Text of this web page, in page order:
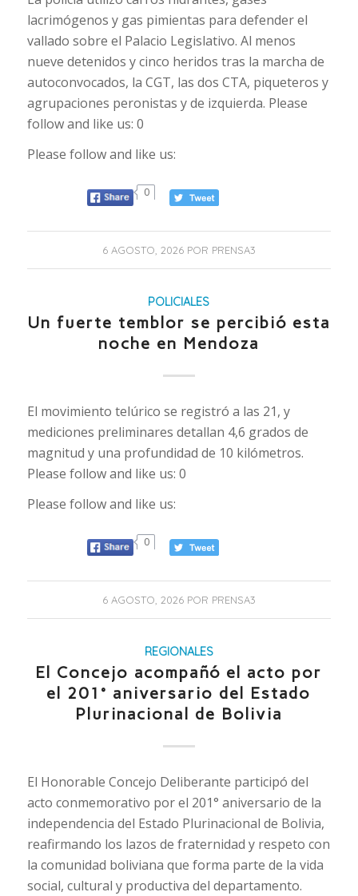
lacrimógenos y gas pimientas para defender el
vallado sobre el Palacio Legislativo. Al menos
nueve detenidos y cinco heridos tras la marcha de
autoconvocados, la CGT, las dos CTA, piqueteros y
agrupaciones peronistas y de izquierda. Please
follow and like us: 0
Please follow and like us:
0
6 AGOSTO, 2026 POR PRENSA3
POLICIALES
Un fuerte temblor se percibió esta
noche en Mendoza
El movimiento telúrico se registró a las 21, y
mediciones preliminares detallan 4,6 grados de
magnitud y una profundidad de 10 kilómetros.
Please follow and like us: 0
Please follow and like us:
0
6 AGOSTO, 2026 POR PRENSA3
REGIONALES
El Concejo acompañó el acto por
el 201° aniversario del Estado
Plurinacional de Bolivia
El Honorable Concejo Deliberante participó del
acto conmemorativo por el 201° aniversario de la
independencia del Estado Plurinacional de Bolivia,
reafirmando los lazos de fraternidad y respeto con
la comunidad boliviana que forma parte de la vida
social, cultural y productiva del departamento.